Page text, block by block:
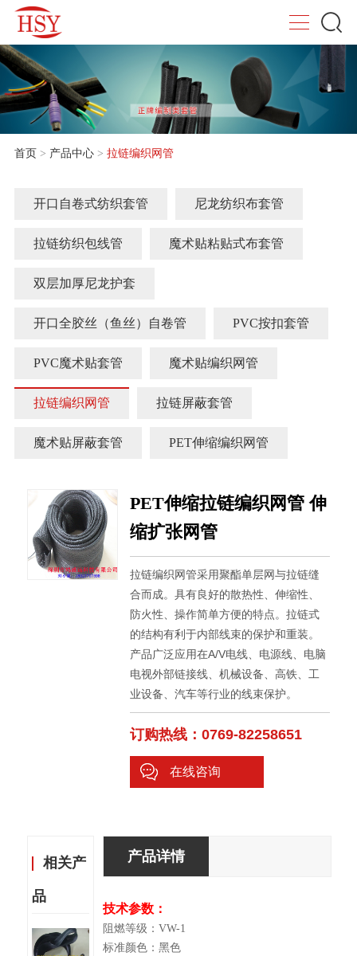
首页 > 产品中心> 拉链编织网管
开口自卷式纺织套管 尼龙纺织布套管
拉链纺织包线管 魔术贴粘贴式布套管
双层加厚尼龙护套
开口全胶丝（鱼丝）自卷管 PVC按扣套管
PVC魔术贴套管 魔术贴编织网管
拉链编织网管 拉链屏蔽套管
魔术贴屏蔽套管 PET伸缩编织网管
PET伸缩拉链编织网管 伸
缩扩张网管
拉链编织网管采用聚酯单层网与拉链缝
合而成。具有良好的散热性、伸缩性、
防火性、操作简单方便的特点。拉链式
的结构有利于内部线束的保护和重装。
产品广泛应用在A/V电线、电源线、电脑
电视外部链接线、机械设备、高铁、工
业设备、汽车等行业的线束保护。
订购热线：0769-82258651
在线咨询
相关产
品
产品详情
技术参数：
阻燃等级：VW-1
标准颜色：黑色